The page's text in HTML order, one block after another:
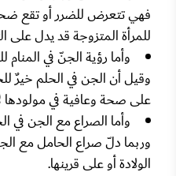
فهي تتعرض للضرر أو تقع
للمرأة المتزوجة قد يدل
وأما رؤية الجنّ في
وقيل أن الجن في الحلم خيرٌ
على صحة وعافية في مولودها
وأما الصراع مع الجن في
وربما دلّ صراع الحامل مع
الولادة أو على قرينها.